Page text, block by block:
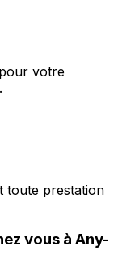
votre
toute prestation
vous à Any-